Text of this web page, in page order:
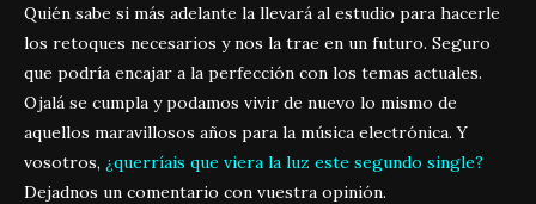
Quién sabe si más adelante la llevará al estudio para hacerle
los retoques necesarios y nos la trae en un futuro. Seguro
que podría encajar a la perfección con los temas actuales.
Ojalá se cumpla y podamos vivir de nuevo lo mismo de
aquellos maravillosos años para la música electrónica. Y
vosotros, ¿querríais que viera la luz este segundo single?
Dejadnos un comentario con vuestra opinión.